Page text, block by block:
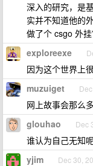
深入的研究，是
实并不知道他的
做了个 csgo 外挂
exploreexe
因为这个世界上
muzuiget
网上故事会那么
glouhao Dec
谁认为自己无知
yjim Dec 30,